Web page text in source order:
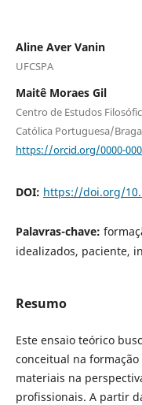
Aline Aver Vanin
UFCSPA
Maitê Moraes Gil
Centro de Estudos
Católica Portuguesa/Braga
https://orcid.org/0000-
DOI: https://doi.org/
Palavras-chave:
idealizados, paciente,
Resumo
Este ensaio teórico
conceitual na
materiais na
profissionais. A partir